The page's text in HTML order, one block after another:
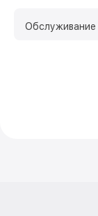
Обслуживание